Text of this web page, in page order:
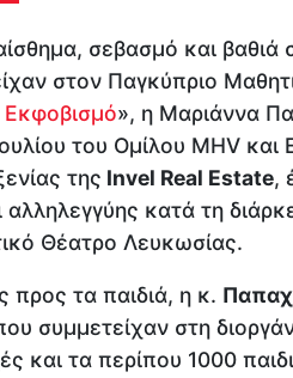
σεβασμό και βαθιά
στον Παγκύπριο
», η Μαριάννα
του Ομίλου MHV και
της Invel Real Estate,
κατά τη
Θέατρο Λευκωσίας.
προς τα παιδιά, η κ.
συμμετείχαν στη
και τα περίπου 1000